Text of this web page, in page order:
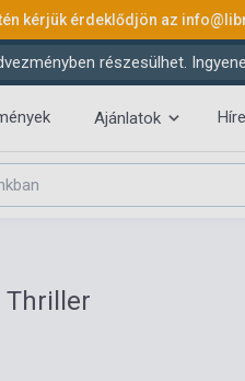
kérjük érdeklődjön az
részesülhet.
Ajánlatok
Thriller